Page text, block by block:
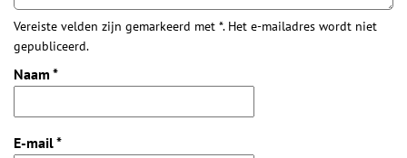
Vereiste velden zijn gemarkeerd met *. Het e-mailadres wordt niet
gepubliceerd.
Naam *
E-mail*